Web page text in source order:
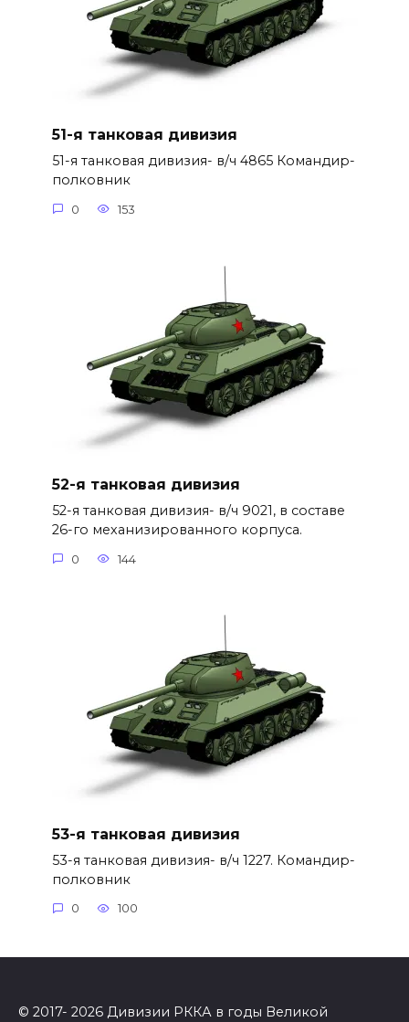
51-я танковая дивизия
51-я танковая дивизия- в/ч 4865 Командир-
полковник
0 153
52-я танковая дивизия
52-я танковая дивизия- в/ч 9021, в составе
26-го механизированного корпуса.
0 144
53-я танковая дивизия
53-я танковая дивизия- в/ч 1227. Командир-
полковник
0 100
© 2017- 2026 Дивизии РККА в годы Великой